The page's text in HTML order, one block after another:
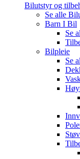
Bilutstyr og
Se alle
Barn I Bil
Se
Bilpleie
Se